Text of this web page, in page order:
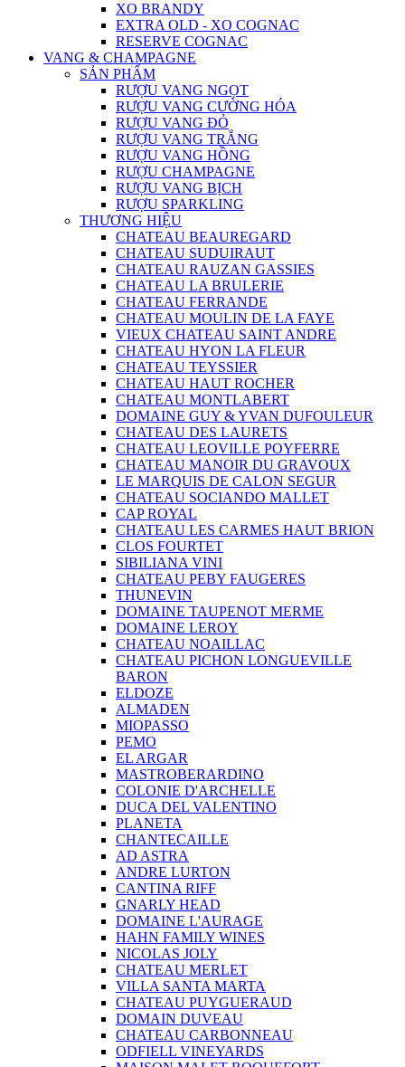
XO BRANDY
EXTRA OLD - XO COGNAC
RESERVE COGNAC
VANG & CHAMPAGNE
SẢN PHẨM
RƯỢU VANG NGỌT
RƯỢU VANG CƯỜNG HÓA
RƯỢU VANG ĐỎ
RƯỢU VANG TRẮNG
RƯỢU VANG HỒNG
RƯỢU CHAMPAGNE
RƯỢU VANG BỊCH
RƯỢU SPARKLING
THƯƠNG HIỆU
CHATEAU BEAUREGARD
CHATEAU SUDUIRAUT
CHATEAU RAUZAN GASSIES
CHATEAU LA BRULERIE
CHATEAU FERRANDE
CHATEAU MOULIN DE LA FAYE
VIEUX CHATEAU SAINT ANDRE
CHATEAU HYON LA FLEUR
CHATEAU TEYSSIER
CHATEAU HAUT ROCHER
CHATEAU MONTLABERT
DOMAINE GUY & YVAN DUFOULEUR
CHATEAU DES LAURETS
CHATEAU LEOVILLE POYFERRE
CHATEAU MANOIR DU GRAVOUX
LE MARQUIS DE CALON SEGUR
CHATEAU SOCIANDO MALLET
CAP ROYAL
CHATEAU LES CARMES HAUT BRION
CLOS FOURTET
SIBILIANA VINI
CHATEAU PEBY FAUGERES
THUNEVIN
DOMAINE TAUPENOT MERME
DOMAINE LEROY
CHATEAU NOAILLAC
CHATEAU PICHON LONGUEVILLE
BARON
ELDOZE
ALMADEN
MIOPASSO
PEMO
EL ARGAR
MASTROBERARDINO
COLONIE D'ARCHELLE
DUCA DEL VALENTINO
PLANETA
CHANTECAILLE
AD ASTRA
ANDRE LURTON
CANTINA RIFF
GNARLY HEAD
DOMAINE L'AURAGE
HAHN FAMILY WINES
NICOLAS JOLY
CHATEAU MERLET
VILLA SANTA MARTA
CHATEAU PUYGUERAUD
DOMAIN DUVEAU
CHATEAU CARBONNEAU
ODFIELL VINEYARDS